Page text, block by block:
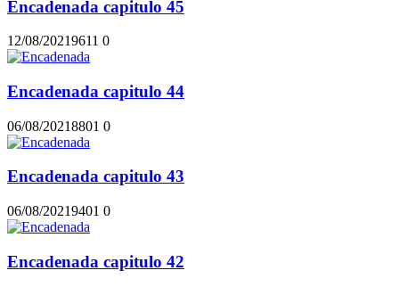
Encadenada capitulo 45
12/08/20219611 0
Encadenada capitulo 44
06/08/20218801 0
Encadenada capitulo 43
06/08/20219401 0
Encadenada capitulo 42